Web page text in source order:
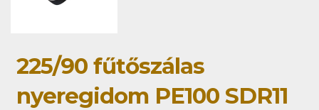
225/90 fűtőszálas
nyeregidom PE100 SDR11